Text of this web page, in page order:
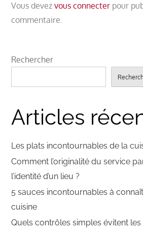
Vous devezvous connecter pour
commentaire.
Rechercher
Articles
Les plats incontournables de la
Comment l’originalité du service
l’identité d’un lieu ?
5 sauces incontournables à
cuisine
Quels contrôles simples évitent